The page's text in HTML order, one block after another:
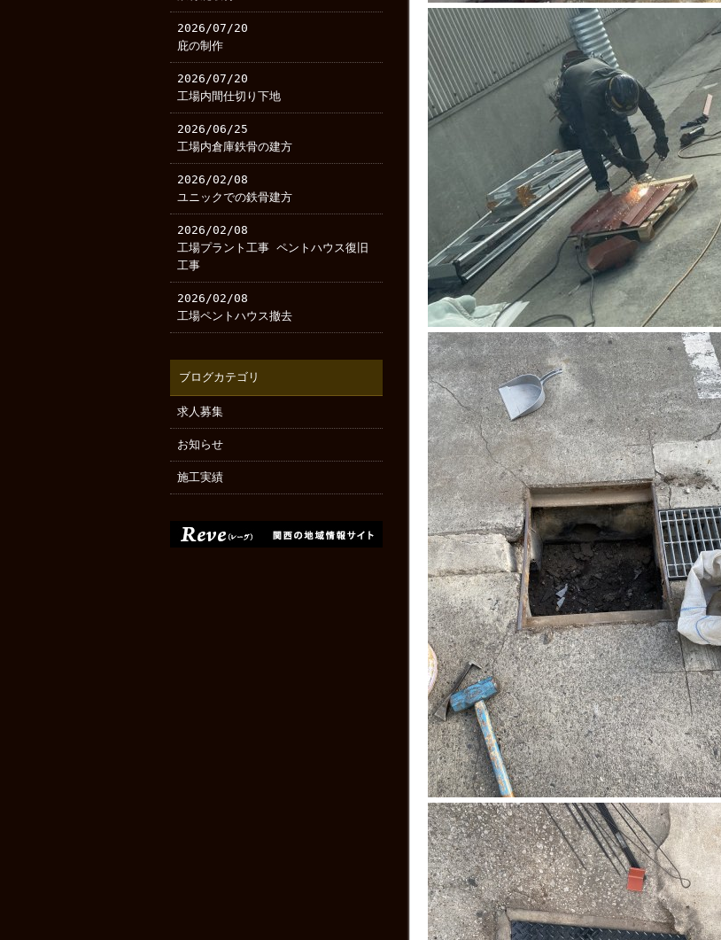
2026/07/20
庇の制作
2026/07/20
工場内間仕切り下地
2026/06/25
工場内倉庫鉄骨の建方
2026/02/08
ユニックでの鉄骨建方
2026/02/08
工場プラント工事 ペントハウス復旧
工事
2026/02/08
工場ペントハウス撤去
ブログカテゴリ
求人募集
お知らせ
施工実績